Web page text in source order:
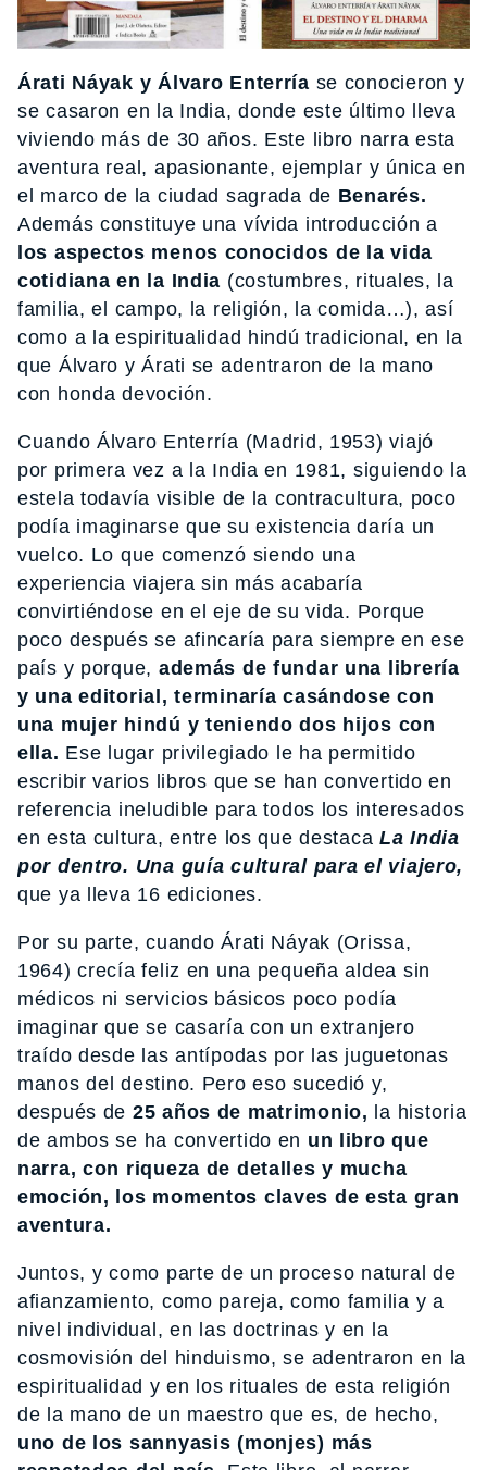
Árati Náyak y Álvaro Enterría se conocieron y
se casaron en la India, donde este último lleva
viviendo más de 30 años. Este libro narra esta
aventura real, apasionante, ejemplar y única en
el marco de la ciudad sagrada de Benarés.
Además constituye una vívida introducción a
los aspectos menos conocidos de la vida
cotidiana en la India (costumbres, rituales, la
familia, el campo, la religión, la comida…), así
como a la espiritualidad hindú tradicional, en la
que Álvaro y Árati se adentraron de la mano
con honda devoción.
Cuando Álvaro Enterría (Madrid, 1953) viajó
por primera vez a la India en 1981, siguiendo la
estela todavía visible de la contracultura, poco
podía imaginarse que su existencia daría un
vuelco. Lo que comenzó siendo una
experiencia viajera sin más acabaría
convirtiéndose en el eje de su vida. Porque
poco después se afincaría para siempre en ese
país y porque, además de fundar una librería
y una editorial, terminaría casándose con
una mujer hindú y teniendo dos hijos con
ella. Ese lugar privilegiado le ha permitido
escribir varios libros que se han convertido en
referencia ineludible para todos los interesados
en esta cultura, entre los que destacaLa India
por dentro. Una guía cultural para el viajero,
que ya lleva 16 ediciones.
Por su parte, cuando Árati Náyak (Orissa,
1964) crecía feliz en una pequeña aldea sin
médicos ni servicios básicos poco podía
imaginar que se casaría con un extranjero
traído desde las antípodas por las juguetonas
manos del destino. Pero eso sucedió y,
después de 25 años de matrimonio, la historia
de ambos se ha convertido en un libro que
narra, con riqueza de detalles y mucha
emoción, los momentos claves de esta gran
aventura.
Juntos, y como parte de un proceso natural de
afianzamiento, como pareja, como familia y a
nivel individual, en las doctrinas y en la
cosmovisión del hinduismo, se adentraron en la
espiritualidad y en los rituales de esta religión
de la mano de un maestro que es, de hecho,
uno de los sannyasis (monjes) más